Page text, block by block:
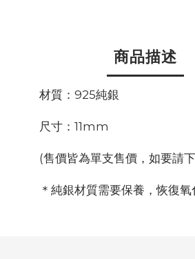
商品描述
材質：925純銀
尺寸：11mm
(售價皆為單支售價，如要請
＊純銀材質需要保養，恢復